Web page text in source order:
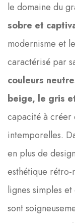
le domaine du
sobre et
modernisme et
caractérisé par
couleurs
beige, le gris
capacité à créer
intemporelles.
en plus de
esthétique rétro-
lignes simples
sont